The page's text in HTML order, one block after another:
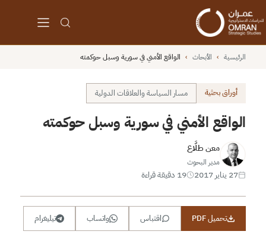
الرئيسية › الأبحاث › الواقع الأمني في سورية وسبل حوكمته
أوراق بحثية مسار السياسة والعلاقات الدولية
الواقع الأمني في سورية وسبل حوكمته
معن طلَّاع
مدير البحوث
27 يناير 2017 19 دقيقة قراءة
تحميل PDF اقتباس واتساب تيليغرام